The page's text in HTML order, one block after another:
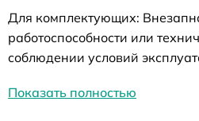
Для комплектующих:
работоспособности или
соблюдении условий
Показать полностью